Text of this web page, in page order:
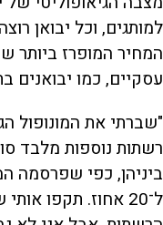
למותגים, וכל יבואן
המחיר המופרז ביותר
עסקיים, כמו יבואנים
"שברתי את המונופול
רשתות נוספות מלבד
ביניהן, כפי שפרסמה
ל־20 אחוז. תקפו